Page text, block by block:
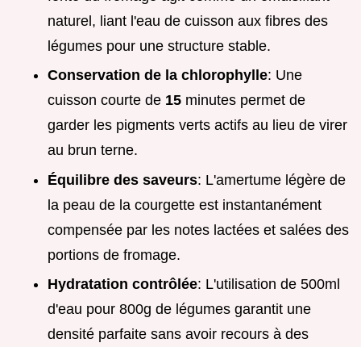
naturel, liant l'eau de cuisson aux fibres des
légumes pour une structure stable.
Conservation de la chlorophylle: Une
cuisson courte de 15 minutes permet de
garder les pigments verts actifs au lieu de virer
au brun terne.
Équilibre des saveurs: L'amertume légère de
la peau de la courgette est instantanément
compensée par les notes lactées et salées des
portions de fromage.
Hydratation contrôlée: L'utilisation de 500ml
d'eau pour 800g de légumes garantit une
densité parfaite sans avoir recours à des